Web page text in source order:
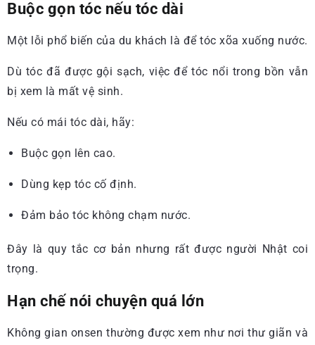
Buộc gọn tóc nếu tóc dài
Một lỗi phổ biến của du khách là để tóc xõa xuống nước.
Dù tóc đã được gội sạch, việc để tóc nổi trong bồn vẫn
bị xem là mất vệ sinh.
Nếu có mái tóc dài, hãy:
Buộc gọn lên cao.
Dùng kẹp tóc cố định.
Đảm bảo tóc không chạm nước.
Đây là quy tắc cơ bản nhưng rất được người Nhật coi
trọng.
Hạn chế nói chuyện quá lớn
Không gian onsen thường được xem như nơi thư giãn và